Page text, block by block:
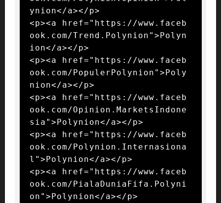
ynion</a></p>
<p><a href="https://www.faceb
ook.com/Trend.Polynion">Polyn
ion</a></p>
<p><a href="https://www.faceb
ook.com/PopulerPolynion">Poly
nion</a></p>
<p><a href="https://www.faceb
ook.com/Opinion.MarketsIndone
sia">Polynion</a></p>
<p><a href="https://www.faceb
ook.com/Polynion.Internasiona
l">Polynion</a></p>
<p><a href="https://www.faceb
ook.com/PialaDuniaFifa.Polyni
on">Polynion</a></p>